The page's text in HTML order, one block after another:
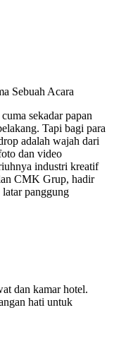
Sebuah Acara
sekadar papan
Tapi bagi para
adalah wajah dari
dan video
industri kreatif
CMK Grup, hadir
latar panggung
dan kamar hotel.
hati untuk